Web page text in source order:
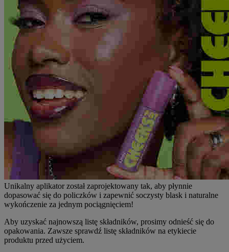
Unikalny aplikator został zaprojektowany tak, aby płynnie
dopasować się do policzków i zapewnić soczysty blask i naturalne
wykończenie za jednym pociągnięciem!
Aby uzyskać najnowszą listę składników, prosimy odnieść się do
opakowania. Zawsze sprawdź listę składników na etykiecie
produktu przed użyciem.